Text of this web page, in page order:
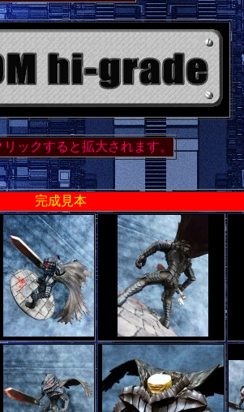
ックすると拡大されます。
完成見本